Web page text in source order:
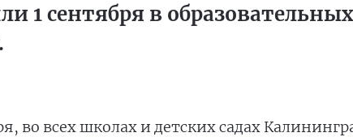
1 сентября в
во всех школах и детских садах